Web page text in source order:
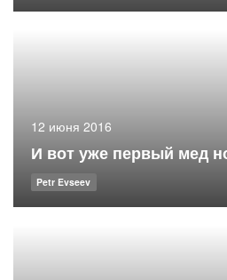
12 июня 2016
И вот уже первый мед
Petr Evseev